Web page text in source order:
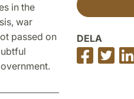
in the
war
passed on
DELA
Dela
på
Dela
på